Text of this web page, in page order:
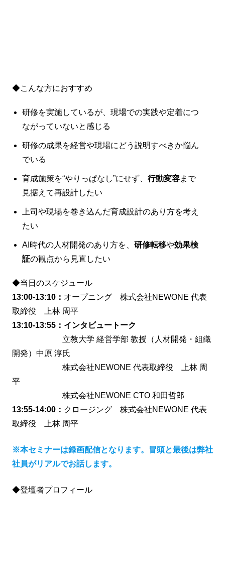
◆こんな方におすすめ
研修を実施しているが、現場での実践や定着につ
ながっていないと感じる
研修の成果を経営や現場にどう説明すべきか悩ん
でいる
育成施策を“やりっぱなし”にせず、 行動変容まで
見据えて再設計したい
上司や現場を巻き込んだ育成設計のあり方を考え
たい
AI時代の人材開発のあり方を、 研修転移や効果検
証の観点から見直したい
◆当日のスケジュール
13:00-13:10： オープニング 株式会社NEWONE 代表
取締役 上林 周平
13:10-13:55：インタビュートーク
立教大学 経営学部 教授（人材開発・組織
開発）中原 淳氏
株式会社NEWONE 代表取締役 上林 周
平
株式会社NEWONE CTO 和田哲郎
13:55-14:00： クロージング 株式会社NEWONE 代表
取締役 上林 周平
※本セミナーは録画配信となります。冒頭と最後は弊社
社員がリアルでお話します。
◆登壇者プロフィール